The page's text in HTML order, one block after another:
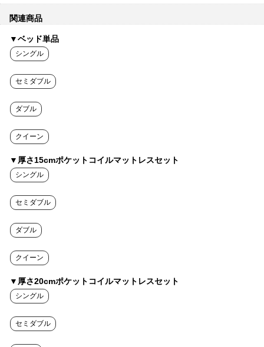
関連商品
▼ベッド単品
シングル
セミダブル
ダブル
クイーン
▼厚さ15cmポケットコイルマットレスセット
シングル
セミダブル
ダブル
クイーン
▼厚さ20cmポケットコイルマットレスセット
シングル
セミダブル